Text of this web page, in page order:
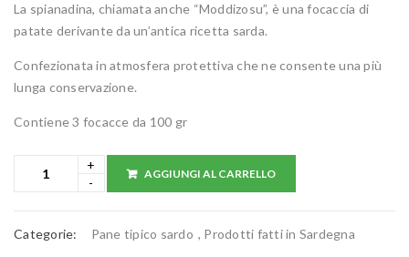
La spianadina, chiamata anche “Moddizosu”, è una focaccia di
patate derivante da un’antica ricetta sarda.
Confezionata in atmosfera protettiva che ne consente una più
lunga conservazione.
Contiene 3 focacce da 100 gr
AGGIUNGI AL CARRELLO
Categorie: Pane tipico sardo , Prodotti fatti in Sardegna